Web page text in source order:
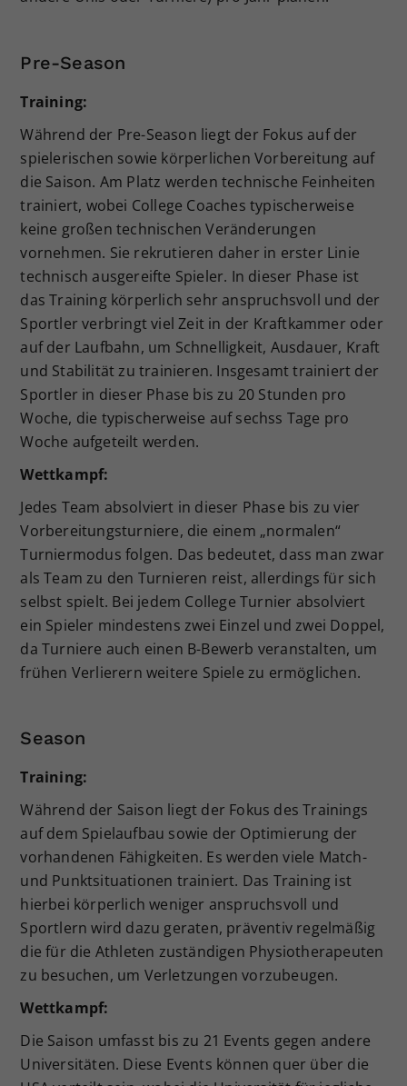
Pre-Season
Training:
Während der Pre-Season liegt der Fokus auf der
spielerischen sowie körperlichen Vorbereitung auf
die Saison. Am Platz werden technische Feinheiten
trainiert, wobei College Coaches typischerweise
keine großen technischen Veränderungen
vornehmen. Sie rekrutieren daher in erster Linie
technisch ausgereifte Spieler. In dieser Phase ist
das Training körperlich sehr anspruchsvoll und der
Sportler verbringt viel Zeit in der Kraftkammer oder
auf der Laufbahn, um Schnelligkeit, Ausdauer, Kraft
und Stabilität zu trainieren. Insgesamt trainiert der
Sportler in dieser Phase bis zu 20 Stunden pro
Woche, die typischerweise auf sechss Tage pro
Woche aufgeteilt werden.
Wettkampf:
Jedes Team absolviert in dieser Phase bis zu vier
Vorbereitungsturniere, die einem „normalen“
Turniermodus folgen. Das bedeutet, dass man zwar
als Team zu den Turnieren reist, allerdings für sich
selbst spielt. Bei jedem College Turnier absolviert
ein Spieler mindestens zwei Einzel und zwei Doppel,
da Turniere auch einen B-Bewerb veranstalten, um
frühen Verlierern weitere Spiele zu ermöglichen.
Season
Training:
Während der Saison liegt der Fokus des Trainings
auf dem Spielaufbau sowie der Optimierung der
vorhandenen Fähigkeiten. Es werden viele Match-
und Punktsituationen trainiert. Das Training ist
hierbei körperlich weniger anspruchsvoll und
Sportlern wird dazu geraten, präventiv regelmäßig
die für die Athleten zuständigen Physiotherapeuten
zu besuchen, um Verletzungen vorzubeugen.
Wettkampf:
Die Saison umfasst bis zu 21 Events gegen andere
Universitäten. Diese Events können quer über die